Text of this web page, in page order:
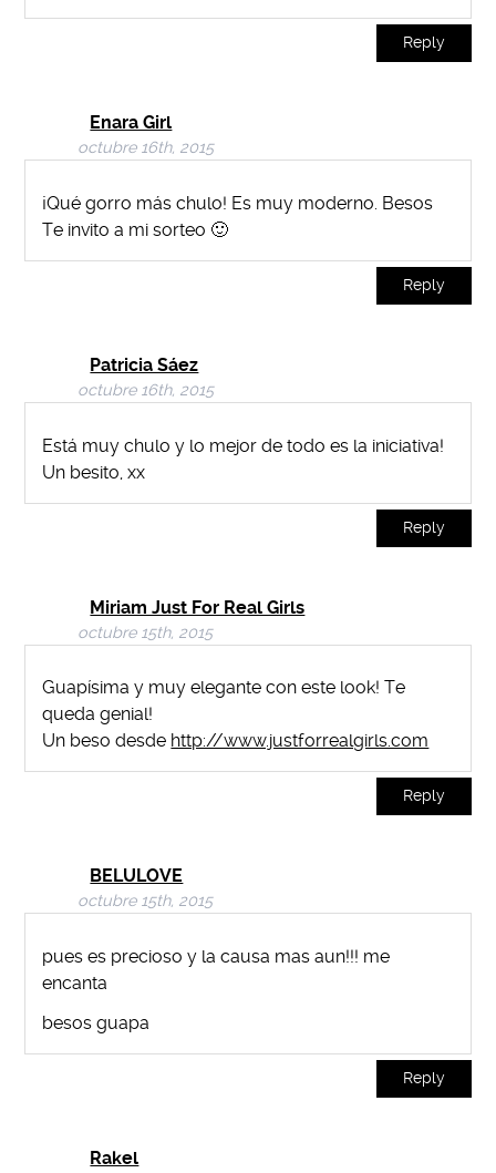
Reply
Enara Girl
octubre 16th, 2015
¡Qué gorro más chulo! Es muy moderno. Besos
Te invito a mi sorteo 🙂
Reply
Patricia Sáez
octubre 16th, 2015
Está muy chulo y lo mejor de todo es la iniciativa!
Un besito, xx
Reply
Miriam Just For Real Girls
octubre 15th, 2015
Guapísima y muy elegante con este look! Te
queda genial!
Un beso desde http://www.justforrealgirls.com
Reply
BELULOVE
octubre 15th, 2015
pues es precioso y la causa mas aun!!! me
encanta
besos guapa
Reply
Rakel